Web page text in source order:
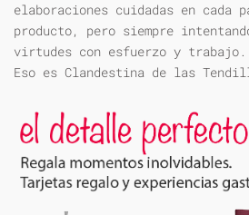
elaboraciones cuidadas en cada
producto, pero siempre
virtudes con esfuerzo y trabajo.
Eso es Clandestina de las